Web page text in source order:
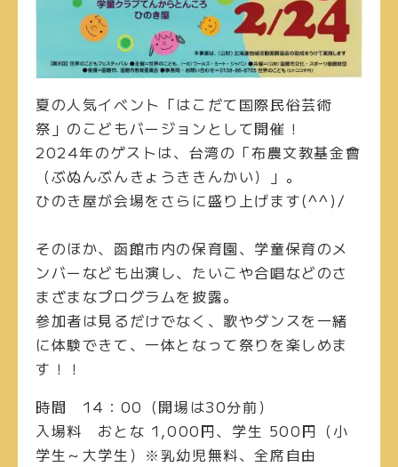
夏の人気イベント「はこだて国際民俗芸術
祭」のこどもバージョンとして開催！
2024年のゲストは、台湾の「布農文教基金會
（ぶぬんぶんきょうききんかい）」。
ひのき屋が会場をさらに盛り上げます(^^)/
そのほか、函館市内の保育園、学童保育のメ
ンバーなども出演し、たいこや合唱などのさ
まざまなプログラムを披露。
参加者は見るだけでなく、歌やダンスを一緒
に体験できて、一体となって祭りを楽しめま
す！！
時間 14：00（開場は30分前）
入場料 おとな 1,000円、学生 500円（小
学生～大学生）※乳幼児無料、全席自由